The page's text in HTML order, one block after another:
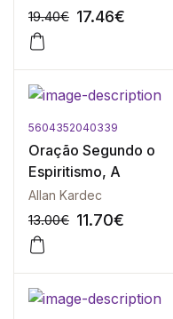
19.40€ 17.46€
5604352040339
Oração Segundo o
Espiritismo, A
Allan Kardec
13.00€ 11.70€